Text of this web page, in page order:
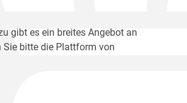
gibt es ein breites Angebot an
Sie bitte die Plattform von